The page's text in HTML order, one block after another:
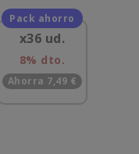
x36 ud.
8% dto.
Ahorra 7,49 €